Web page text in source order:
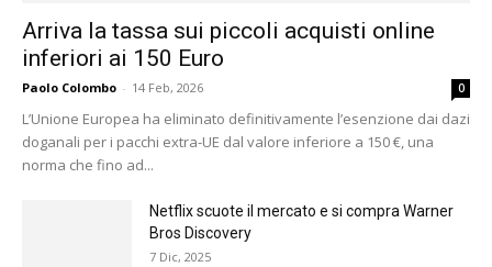
Arriva la tassa sui piccoli acquisti online
inferiori ai 150 Euro
Paolo Colombo - 14 Feb, 2026 0
L’Unione Europea ha eliminato definitivamente l’esenzione dai dazi
doganali per i pacchi extra-UE dal valore inferiore a 150 €, una
norma che fino ad...
Netflix scuote il mercato e si compra Warner
Bros Discovery
7 Dic, 2025